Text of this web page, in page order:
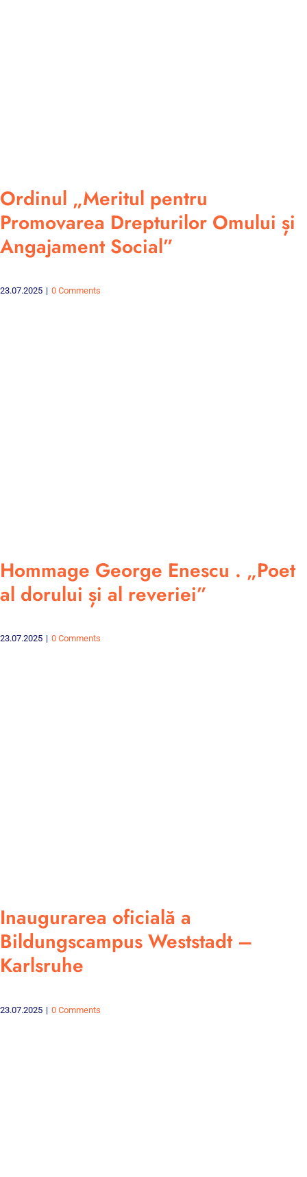
Ordinul „Meritul pentru
Promovarea Drepturilor Omului și
Angajament Social”
23.07.2025 | 0 Comments
Hommage George Enescu . „Poet
al dorului și al reveriei”
23.07.2025 | 0 Comments
Inaugurarea oficială a
Bildungscampus Weststadt –
Karlsruhe
23.07.2025 | 0 Comments